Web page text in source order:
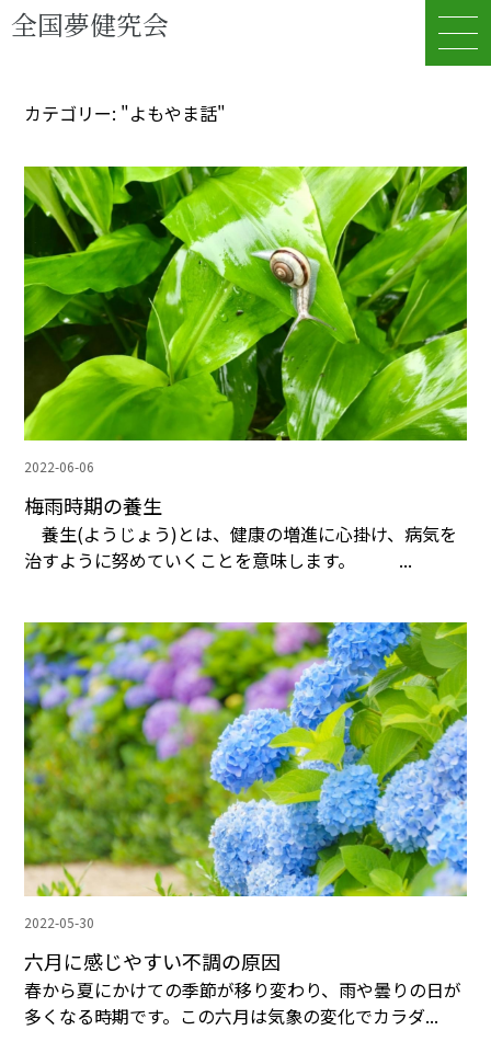
全国夢健究会
カテゴリー: "よもやま話"
2022-06-06
梅雨時期の養生
養生(ようじょう)とは、健康の増進に心掛け、病気を
治すように努めていくことを意味します。 ...
2022-05-30
六月に感じやすい不調の原因
春から夏にかけての季節が移り変わり、雨や曇りの日が
多くなる時期です。この六月は気象の変化でカラダ...